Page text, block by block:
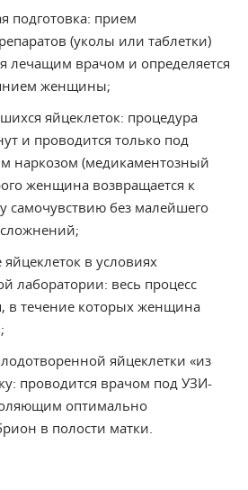
подготовка: прием
(уколы или таблетки)
лечащим врачом и определяется
женщины;
яйцеклеток: процедура
и проводится только под
наркозом (медикаментозный
женщина возвращается к
самочувствию без малейшего
в условиях
лаборатории: весь процесс
в течение которых женщина
яйцеклетки «из
проводится врачом под УЗИ-
оптимально
в полости матки.